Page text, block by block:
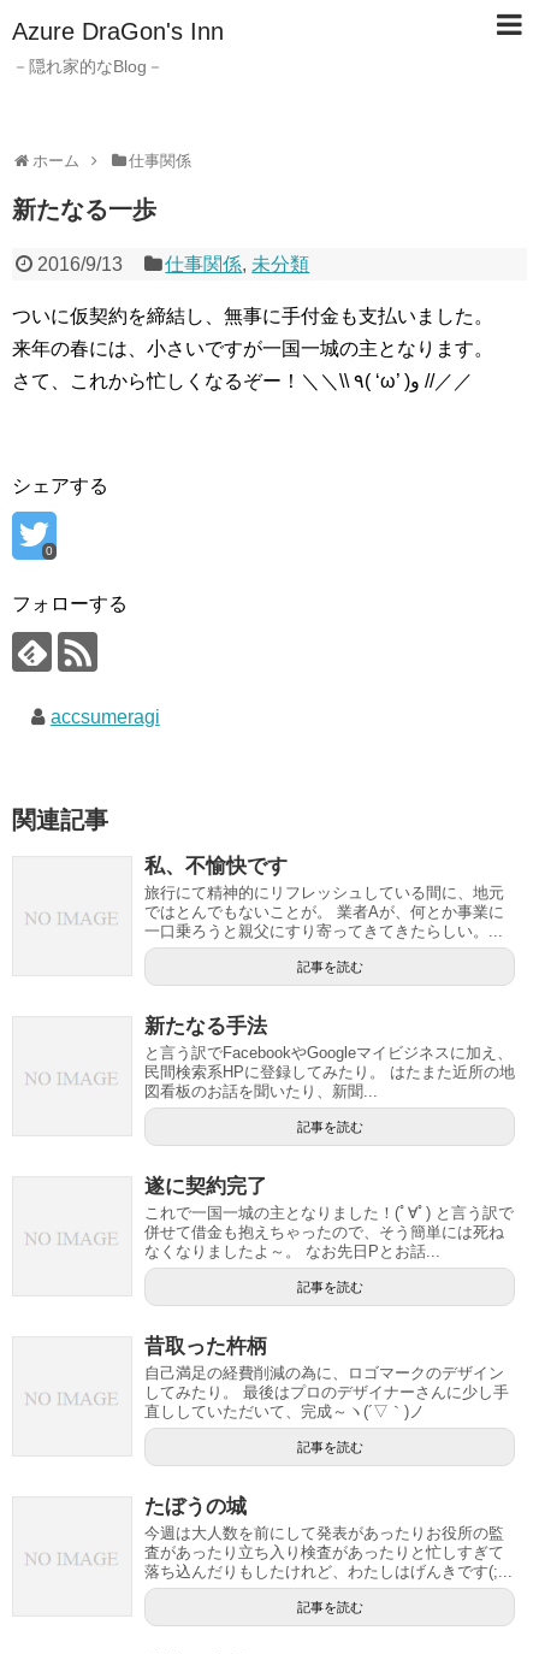
Azure DraGon's Inn
－隠れ家的なBlog－
ホーム 仕事関係
新たなる一歩
2016/9/13 仕事関係, 未分類
ついに仮契約を締結し、無事に手付金も支払いました。
来年の春には、小さいですが一国一城の主となります。
さて、これから忙しくなるぞー！＼＼\\ ٩( ‘ω’ )و //／／
シェアする
0
フォローする
accsumeragi
関連記事
私、不愉快です
旅行にて精神的にリフレッシュしている間に、地元
ではとんでもないことが。 業者Aが、何とか事業に
一口乗ろうと親父にすり寄ってきてきたらしい。...
記事を読む
新たなる手法
と言う訳でFacebookやGoogleマイビジネスに加え、
民間検索系HPに登録してみたり。 はたまた近所の地
図看板のお話を聞いたり、新聞...
記事を読む
遂に契約完了
これで一国一城の主となりました！(ﾟ∀ﾟ) と言う訳で
併せて借金も抱えちゃったので、そう簡単には死ね
なくなりましたよ～。 なお先日Pとお話...
記事を読む
昔取った杵柄
自己満足の経費削減の為に、ロゴマークのデザイン
してみたり。 最後はプロのデザイナーさんに少し手
直ししていただいて、完成～ヽ(´▽｀)ノ
記事を読む
たぼうの城
今週は大人数を前にして発表があったりお役所の監
査があったり立ち入り検査があったりと忙しすぎて
落ち込んだりもしたけれど、わたしはげんきです(;...
記事を読む